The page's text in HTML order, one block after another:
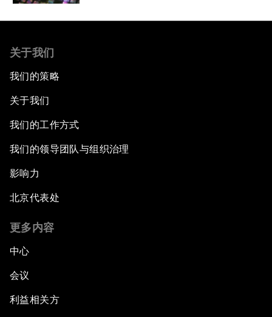
关于我们
我们的策略
关于我们
我们的工作方式
我们的领导团队与组织治理
影响力
北京代表处
更多内容
中心
会议
利益相关方